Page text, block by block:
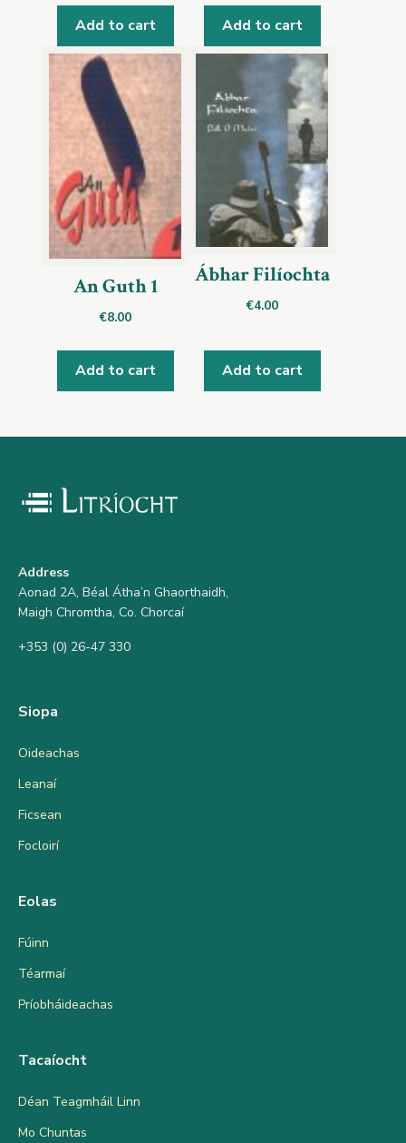
Add to cart Add to cart
An Guth 1
€8.00
Add to cart
Ábhar Filíochta
€4.00
Add to cart
Address
Aonad 2A, Béal Átha’n Ghaorthaidh,
Maigh Chromtha, Co. Chorcaí
+353 (0) 26-47 330
Siopa
Oideachas
Leanaí
Ficsean
Focloirí
Eolas
Fúinn
Téarmaí
Príobháideachas
Tacaíocht
Déan Teagmháil Linn
Mo Chuntas